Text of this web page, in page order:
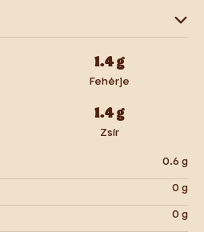
1.4g
Fehérje
1.4g
Zsír
0.6 g
0g
0g